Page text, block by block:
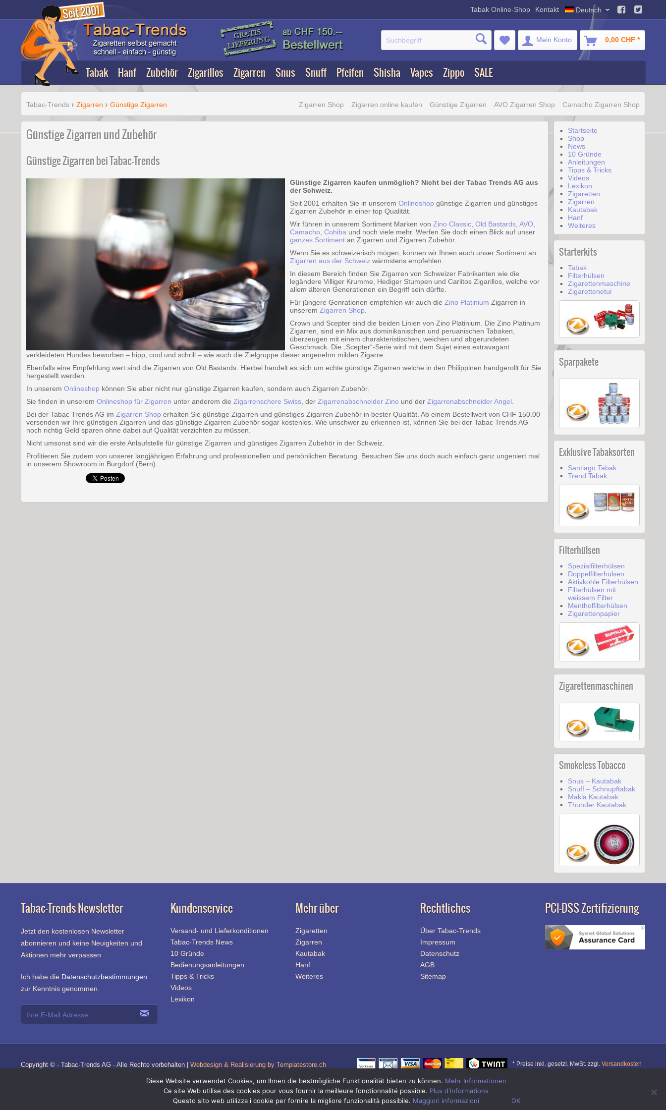
Deutschland
Deutsch
Kontakt
Tabak Online-Shop
Mein Konto 0,00 CHF *
Tabak Hanf Zubehör Zigarillos Zigarren Snus Snuff Pfeifen Shisha Vapes Zippo SALE
Tabac-Trends Zigarren Günstige Zigarren Zigarren Shop Zigarren online kaufen Günstige Zigarren AVO Zigarren Shop Camacho Zigarren Shop
Günstige Zigarren und Zubehör
Günstige Zigarren bei Tabac-Trends
Günstige Zigarren kaufen unmöglich? Nicht bei der Tabac Trends AG aus
der Schweiz.
Seit 2001 erhalten Sie in unserem Onlineshop günstige Zigarren und günstiges
Zigarren Zubehör in einer top Qualität.
Wir führen in unserem Sortiment Marken von Zino Classic, Old Bastards, AVO
Camacho Cohiba und noch viele mehr. Werfen Sie doch einen Blick auf unser
ganzes Sortimentan Zigarren und Zigarren Zubehör.
Wenn Sie es schweizerisch mögen, können wir Ihnen auch unser Sortiment an
Zigarren aus der Schweiz wärmstens empfehlen.
In diesem Bereich finden Sie Zigarren von Schweizer Fabrikanten wie die
legändere Villiger Krumme, Hediger Stumpen und Carlitos Zigarillos, welche vor
allem älteren Generationen ein Begriff sein dürfte.
Für jüngere Genrationen empfehlen wir auch die Zino Platinium Zigarren in
unserem Zigarren Shop
Crown und Scepter sind die beiden Linien von Zino Platinium. Die Zino Platinum
Zigarren, sind ein Mix aus dominikanischen und peruanischen Tabaken,
überzeugen mit einem charakteristischen, weichen und abgerundeten
Geschmack. Die „Scepter“-Serie wird mit dem Sujet eines extravagant
verkleideten Hundes beworben – hipp, cool und schrill – wie auch die Zielgruppe dieser angenehm milden Zigarre.
Ebenfalls eine Empfehlung wert sind die Zigarren von Old Bastards. Hierbei handelt es sich um echte günstige Zigarren welche in den Philippinen handgerollt für Sie
hergestellt werden.
In unserem Onlineshop können Sie aber nicht nur günstige Zigarren kaufen, sondern auch Zigarren Zubehör.
Sie finden in unserem Onlineshop für Zigarren unter anderem die Zigarrenschere Swiss , der Zigarrenabschneider Zino und der Zigarrenabschneider Angel
Bei der Tabac Trends AG im Zigarren Shop erhalten Sie günstige Zigarren und günstiges Zigarren Zubehör in bester Qualität. Ab einem Bestellwert von CHF 150.00
versenden wir Ihre günstigen Zigarren und das günstige Zigarren Zubehör sogar kostenlos. Wie unschwer zu erkennen ist, können Sie bei der Tabac Trends AG
noch richtig Geld sparen ohne dabei auf Qualität verzichten zu müssen.
Nicht umsonst sind wir die erste Anlaufstelle für günstige Zigarren und günstiges Zigarren Zubehör in der Schweiz.
Profitieren Sie zudem von unserer langjährigen Erfahrung und professionellen und persönlichen Beratung. Besuchen Sie uns doch auch einfach ganz ungeniert mal
in unserem Showroom in Burgdorf (Bern).
Startseite
Shop
News
10 Gründe
Anleitungen
Tipps & Tricks
Videos
Lexikon
Zigaretten
Zigarren
Kautabak
Hanf
Weiteres
Starterkits
Tabak
Filterhülsen
Zigarettenmaschine
Zigarettenetui
Sparpakete
Exklusive Tabaksorten
Santiago Tabak
Trend Tabak
Filterhülsen
Spezialfilterhülsen
Doppelfilterhülsen
Aktivkohle Filterhülsen
Filterhülsen mit
weissem Filter
Mentholfilterhülsen
Zigarettenpapier
Zigarettenmaschinen
Smokeless Tobacco
Snus – Kautabak
Snuff – Schnupftabak
Makla Kautabak
Thunder Kautabak
Tabac-Trends Newsletter
Jetzt den kostenlosen Newsletter
abonnieren und keine Neuigkeiten und
Aktionen mehr verpassen
Ich habe die Datenschutzbestimmungen
zur Kenntnis genommen.
Kundenservice
Versand- und Lieferkonditionen
Tabac-Trends News
10 Gründe
Bedienungsanleitungen
Tipps & Tricks
Videos
Lexikon
Mehr über
Zigaretten
Zigarren
Kautabak
Hanf
Weiteres
Rechtliches
Über Tabac-Trends
Impressum
Datenschutz
AGB
Sitemap
PCI-DSS Zertifizierung
Copyright © - Tabac-Trends AG - Alle Rechte vorbehalten | Webdesign & Realisierung by Templatestore.ch * Preise inkl. gesetzl. MwSt. zzgl. Versandkosten
Quick-Link Navigation
Zigaretten Shop|Zigi Shop|Tabak Shop|Grinder |Zigarettenhülsen| Aktivkohlefilter
Online-Shop für Zigaretten Tabak / Zigi Tabak und Zigaretten Zubehör / Zigi Zubehör
Diese Website verwendet Cookies, um Ihnen die bestmögliche Funktionalität bieten zu können. Mehr Informationen
Ce site Web utilise des cookies pour vous fournir la meilleure fonctionnalité possible. Plus d'informations
Questo sito web utilizza i cookie per fornire la migliore funzionalità possibile. Maggiori informazioni OK